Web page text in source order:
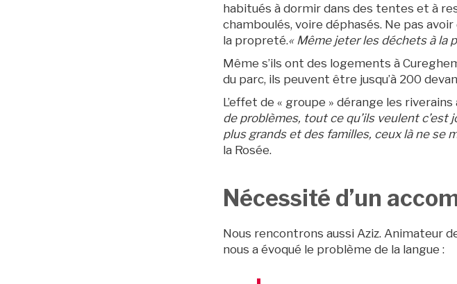
habitués à dormir dans des tentes et à
chamboulés, voire déphasés. Ne pas
la propreté.« Même jeter les déchets à la
Même s’ils ont des logements à
du parc, ils peuvent être jusqu’à 200
L’effet de « groupe » dérange les
de problèmes, tout ce qu’ils veulent c’est
plus grands et des familles, ceux là ne se
la Rosée.
Nécessité d’un
Nous rencontrons aussi Aziz. Animateur
nous a évoqué le problème de la langue :